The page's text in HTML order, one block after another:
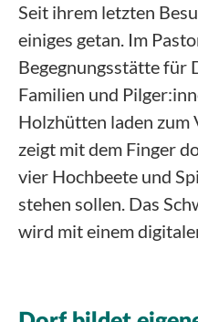
Seit ihrem letzten
einiges getan. Im
Begegnungsstätte für
Familien und
Holzhütten laden zum
zeigt mit dem Finger
vier Hochbeete und
stehen sollen. Das
wird mit einem